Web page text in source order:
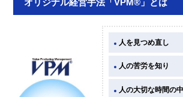
オリジナル経営手法「VPM®」とは
人を見つめ直し
人の苦労を知り
人の大切な時間の